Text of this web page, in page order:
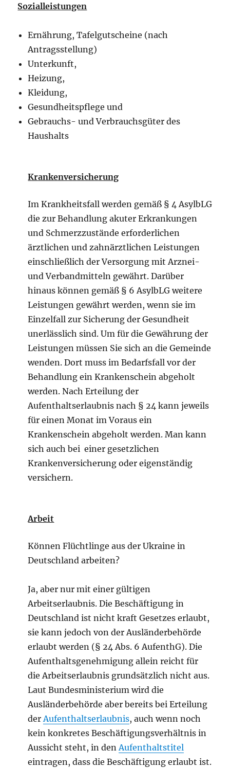
Sozialleistungen
Ernährung, Tafelgutscheine (nach
Antragsstellung)
Unterkunft,
Heizung,
Kleidung,
Gesundheitspflege und
Gebrauchs- und Verbrauchsgüter des
Haushalts
Krankenversicherung
Im Krankheitsfall werden gemäß § 4 AsylbLG
die zur Behandlung akuter Erkrankungen
und Schmerzzustände erforderlichen
ärztlichen und zahnärztlichen Leistungen
einschließlich der Versorgung mit Arznei-
und Verbandmitteln gewährt. Darüber
hinaus können gemäß § 6 AsylbLG weitere
Leistungen gewährt werden, wenn sie im
Einzelfall zur Sicherung der Gesundheit
unerlässlich sind. Um für die Gewährung der
Leistungen müssen Sie sich an die Gemeinde
wenden. Dort muss im Bedarfsfall vor der
Behandlung ein Krankenschein abgeholt
werden. Nach Erteilung der
Aufenthaltserlaubnis nach § 24 kann jeweils
für einen Monat im Voraus ein
Krankenschein abgeholt werden. Man kann
sich auch bei einer gesetzlichen
Krankenversicherung oder eigenständig
versichern.
Arbeit
Können Flüchtlinge aus der Ukraine in
Deutschland arbeiten?
Ja, aber nur mit einer gültigen
Arbeitserlaubnis. Die Beschäftigung in
Deutschland ist nicht kraft Gesetzes erlaubt,
sie kann jedoch von der Ausländerbehörde
erlaubt werden (§ 24 Abs. 6 AufenthG). Die
Aufenthaltsgenehmigung allein reicht für
die Arbeitserlaubnis grundsätzlich nicht aus.
Laut Bundesministerium wird die
Ausländerbehörde aber bereits bei Erteilung
der Aufenthaltserlaubnis, auch wenn noch
kein konkretes Beschäftigungsverhältnis in
Aussicht steht, in den Aufenthaltstitel
eintragen, dass die Beschäftigung erlaubt ist.